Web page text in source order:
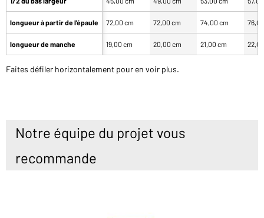
longueur à partir de l'épaule
longueur de manche
72,00 cm 72,00 cm 74,00 cm
19,00 cm 20,00 cm 21,00 cm
Faites défiler horizontalement pour en voir plus.
Notre équipe du projet vous
recommande